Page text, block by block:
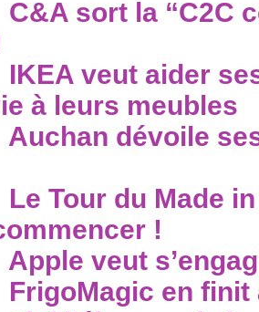
C&A sort la “C2C
IKEA veut aider
à leurs meubles
Auchan dévoile
Le Tour du Made
!
Apple veut
FrigoMagic en